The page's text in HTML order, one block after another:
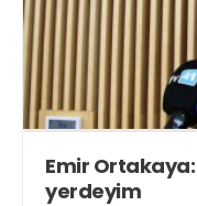
Emir
yerdeyim